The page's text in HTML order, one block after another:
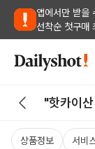
앱에서만 받을
선착순 첫구매
"핫카이
상품정보 서비